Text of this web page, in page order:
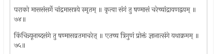
पराको माससंसर्गे चांद्रमासत्रये स्मृतम् ॥ कृत्वा संगं तु षण्मासं चरेच्चांद्रायणद्वयम् ॥
७४॥
किंचिन्न्यूनाब्दसंगे तु षण्मासव्रतमाचरेत् ॥ एतच्च त्रिगुणं प्रोक्तं ज्ञानात्संगे यथाक्रमम् ॥
७५॥